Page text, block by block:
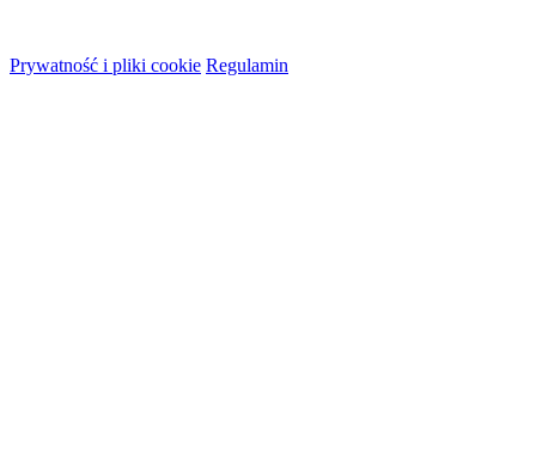
Prywatność i pliki cookie Regulamin